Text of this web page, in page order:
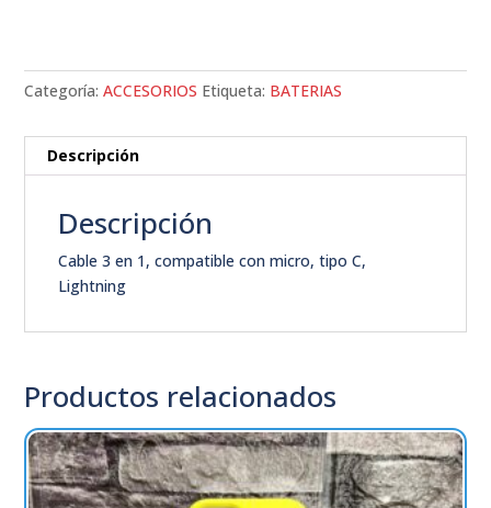
Categoría:ACCESORIOS Etiqueta: BATERIAS
Descripción
Descripción
Cable 3 en 1, compatible con micro, tipo C,
Lightning
Productos relacionados